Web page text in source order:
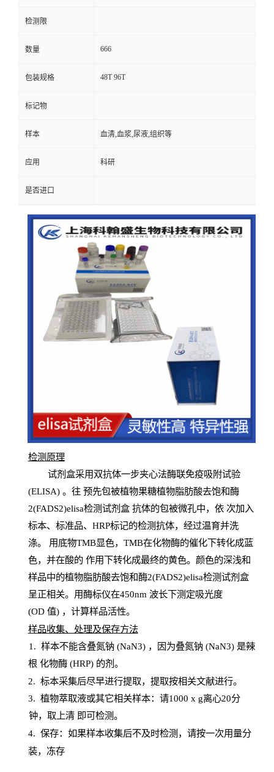
检测限
数量 666
包装规格 48T 96T
标记物
样本 血清,血浆,尿液,组织等
应用 科研
是否进口
检测原理
试剂盒采用双抗体一步夹心法酶联免疫吸附试验
(ELISA) 。往 预先包被植物果糖植物脂肪酸去饱和酶
2(FADS2)elisa检测试剂盒抗体的包被微孔中，依 次加入
标本、标准品、 HRP标记的检测抗体，经过温育并洗
涤。 用底物TMB显色， TMB在化物酶的催化下转化成蓝
色，并在酸的 作用下转化成最终的黄色。颜色的深浅和
样品中的植物脂肪酸去饱和酶2(FADS2)elisa检测试剂盒
呈正相关。用酶标仪在450nm 波长下测定吸光度
(OD 值) ，计算样品活性。
样品收集、处理及保存方法
1 . 样本不能含叠氮钠(NaN3) ，因为叠氮钠 (NaN3) 是辣
根 化物酶(HRP) 的剂。
2. 标本采集后尽早进行提取，提取按相关文献进行。
3. 植物萃取液或其它相关样本：请1000 x g离心20分
钟，取上清 即可检测。
4. 保存：如果样本收集后不及时检测，请按一次用量分
装，冻存